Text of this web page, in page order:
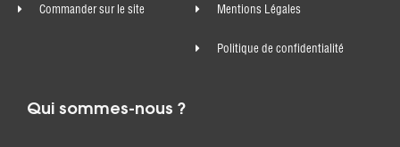
Commander sur le site Mentions Légales
Politique de confidentialité
Qui sommes-nous ?